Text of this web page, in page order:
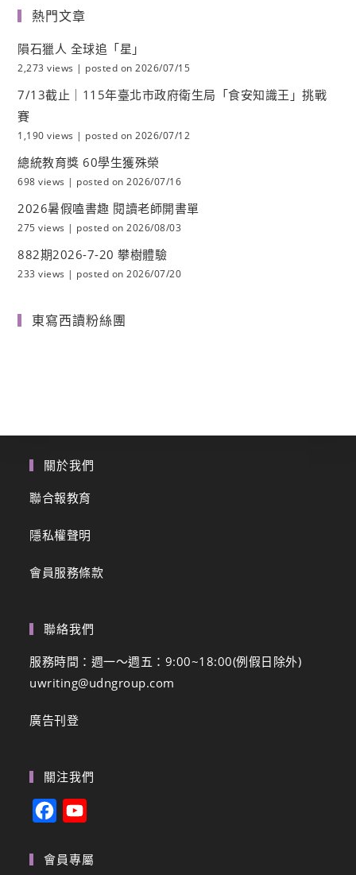
熱門文章
隕石獵人 全球追「星」
2,273 views | posted on 2026/07/15
7/13截止｜115年臺北市政府衛生局「食安知識王」挑戰
賽
1,190 views | posted on 2026/07/12
總統教育獎 60學生獲殊榮
698 views | posted on 2026/07/16
2026暑假嗑書趣 閱讀老師開書單
275 views | posted on 2026/08/03
882期2026-7-20 攀樹體驗
233 views | posted on 2026/07/20
東寫西讀粉絲團
關於我們
聯合報教育
隱私權聲明
會員服務條款
聯絡我們
服務時間：週一～週五：9:00~18:00(例假日除外)
uwriting@udngroup.com
廣告刊登
關注我們
c
u
會員專屬